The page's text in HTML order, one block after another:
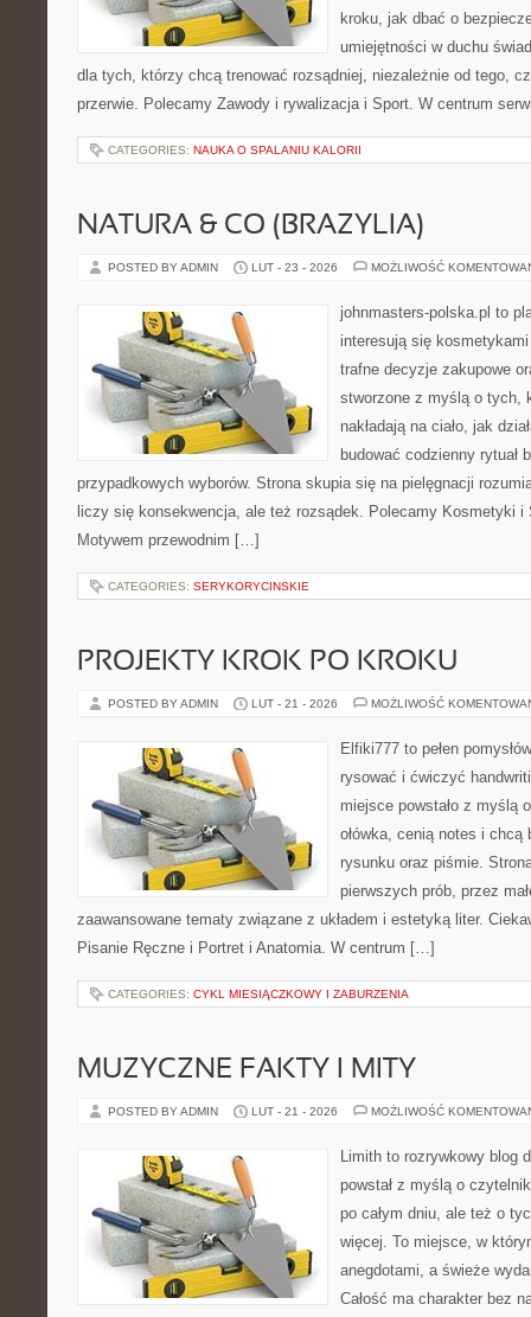
kroku, jak dbać o
umiejętności w duchu
dla tych, którzy chcą trenować rozsądniej, niezależnie od tego,
przerwie. Polecamy Zawody i rywalizacja i Sport. W centrum
CATEGORIES: NAUKA O SPALANIU KALORII
NATURA & CO (BRAZYLIA)
POSTED BY ADMIN LUT - 23 - 2026 MOŻLIWOŚĆ
johnmasters-polska.pl to
interesują się
trafne decyzje zakupowe
stworzone z myślą o tych,
nakładają na ciało, jak
budować codzienny rytuał
przypadkowych wyborów. Strona skupia się na pielęgnacji
liczy się konsekwencja, ale też rozsądek. Polecamy Kosmetyki i
Motywem przewodnim […]
CATEGORIES: SERYKORYCINSKIE
PROJEKTY KROK PO KROKU
POSTED BY ADMIN LUT - 21 - 2026 MOŻLIWOŚĆ
Elfiki777 to pełen
rysować i ćwiczyć
miejsce powstało z myślą
ołówka, cenią notes i chcą
rysunku oraz piśmie.
pierwszych prób, przez
zaawansowane tematy związane z układem i estetyką liter.
Pisanie Ręczne i Portret i Anatomia. W centrum […]
CATEGORIES: CYKL MIESIĄCZKOWY I ZABURZENIA
MUZYCZNE FAKTY I MITY
POSTED BY ADMIN LUT - 21 - 2026 MOŻLIWOŚĆ
Limith to rozrywkowy blog
powstał z myślą o
po całym dniu, ale też o
więcej. To miejsce, w
anegdotami, a świeże
Całość ma charakter bez